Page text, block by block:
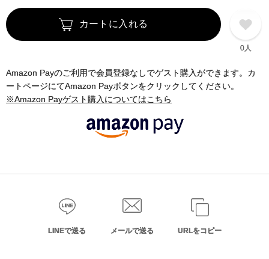
カートに入れる
0人
Amazon Payのご利用で会員登録なしでゲスト購入ができます。カ
ートページにてAmazon Payボタンをクリックしてください。
※Amazon Payゲスト購入についてはこちら
LINEで送る メールで送る URLをコピー